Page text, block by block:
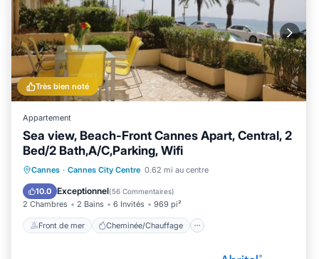
Très bien noté
Appartement
Sea view, Beach-Front Cannes Apart, Central, 2
Bed/2 Bath,A/C,Parking, Wifi
Cannes · Cannes City Centre 0.62 mi au centre
10.0 Exceptionnel(56 Commentaires)
2 Chambres 2 Bains 6 Invités 969 pi²
Front de mer Cheminée/Chauffage
Front de mer
Cheminée/Chauffage
Vue sur l’océan
Balcon/Terrasse